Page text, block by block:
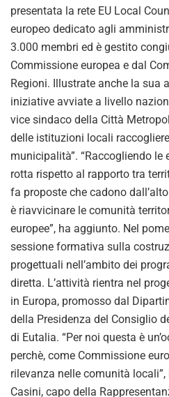
presentata la rete EU Local
europeo dedicato agli
3.000 membri ed è gestito
Commissione europea e dal
Regioni. Illustrate anche la sua
iniziative avviate a livello
vice sindaco della Città
delle istituzioni locali
municipalità”. “Raccogliendo le
rotta rispetto al rapporto tra
fa proposte che cadono
è riavvicinare le comunità
europee”, ha aggiunto. Nel
sessione formativa sulla
progettuali nell’ambito dei
diretta. L’attività rientra nel
in Europa, promosso dal
della Presidenza del Consiglio
di Eutalia. “Per noi questa è
perchè, come Commissione
rilevanza nelle comunità
Casini, capo della